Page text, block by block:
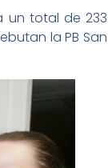
un total de 233
la PB San